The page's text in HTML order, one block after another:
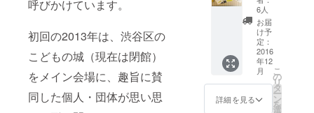
呼びかけています。
初回の2013年は、渋谷区の
こどもの城（現在は閉館）
をメイン会場に、趣旨に賛
同した個人・団体が思い思
す。
プレイデー
の事務局メ
ンバーは、
開始当初よ
り実行委員
会にボラン
テッ
カー ・
とう
きょう
プレイ
デーガ
イド
ブック
５部 蛇
腹のＡ
6人
お届
け予
定：
2016
年12
月
詳細を見る
こ
の
リ
タ
ー
ン
を
選